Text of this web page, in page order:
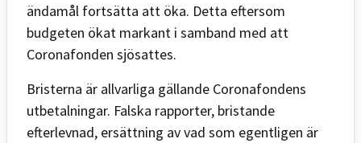
ändamål fortsätta att öka. Detta eftersom
budgeten ökat markant i samband med att
Coronafonden sjösattes.
Bristerna är allvarliga gällande Coronafondens
utbetalningar. Falska rapporter, bristande
efterlevnad, ersättning av vad som egentligen är